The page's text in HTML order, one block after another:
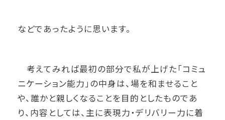
などであったように思います。
考えてみれば最初の部分で私が上げた「コミュ
ニケーション能力」の中身は、場を和ませること
や、誰かと親しくなることを目的としたものであ
り、内容としては、主に表現力・デリバリー力に着